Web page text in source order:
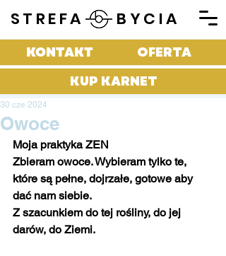
STREFA BYCIA
OFERTA
KONTAKT
KUP KARNET
Owoce
30 cze 2024
Moja praktyka ZEN
Zbieram owoce. Wybieram tylko te,
które są pełne, dojrzałe, gotowe aby
dać nam siebie.
Z szacunkiem do tej rośliny, do jej
darów, do Ziemi.